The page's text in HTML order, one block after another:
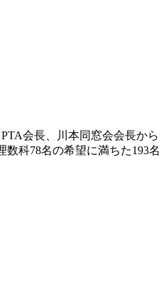
会長、川本同窓会会長から
科78名の希望に満ちた193名